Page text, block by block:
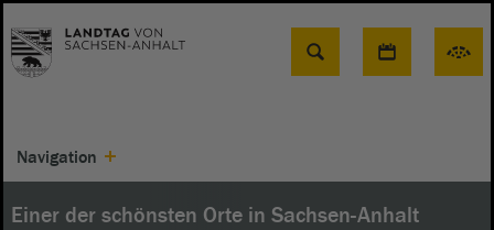
Suche
Navigation
Einer der schönsten Orte in Sachsen-Anhalt